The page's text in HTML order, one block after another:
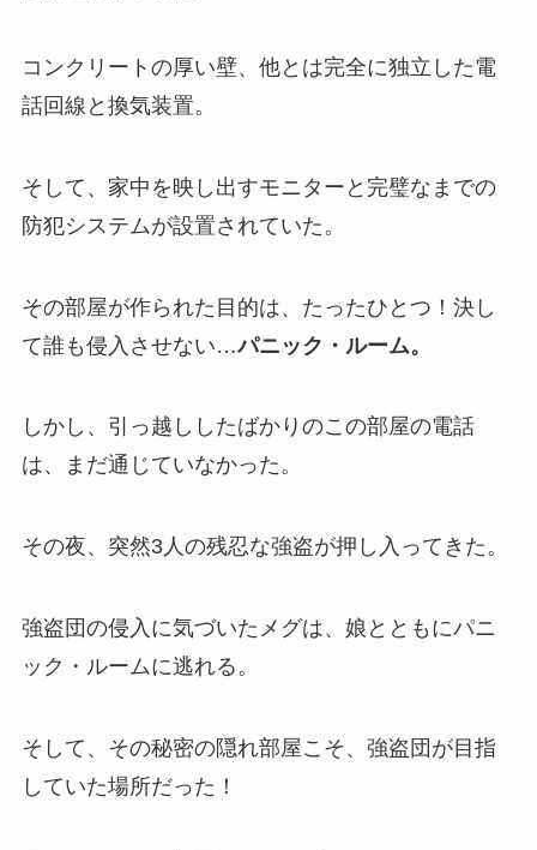
コンクリートの厚い壁、他とは完全に独立した電
話回線と換気装置。
そして、家中を映し出すモニターと完璧なまでの
防犯システムが設置されていた。
その部屋が作られた目的は、たったひとつ！決し
て誰も侵入させない…パニック・ルーム。
しかし、引っ越ししたばかりのこの部屋の電話
は、まだ通じていなかった。
その夜、突然3人の残忍な強盗が押し入ってきた。
強盗団の侵入に気づいたメグは、娘とともにパニ
ック・ルームに逃れる。
そして、その秘密の隠れ部屋こそ、強盗団が目指
していた場所だった！